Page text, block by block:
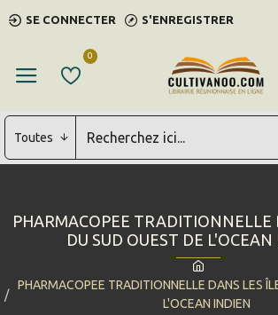
SE CONNECTER S'ENREGISTRER
0
Toutes
PHARMACOPEE TRADITIONNELLE DANS LES
L'OCEAN INDIEN
PHARMACOPEE TRADITIONNELLE
DU SUD OUEST DE